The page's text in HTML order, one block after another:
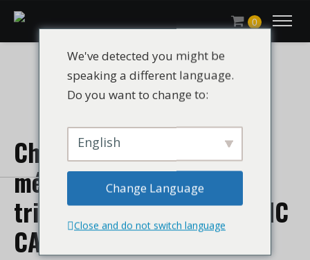
0
Chlorure de
méthacrylatoéthyl
triméthyl ammonium / DMC
CAS 5039-78-1
We've detected you might be
speaking a different language.
Do you want to change to:
English
Change Language
Close and do not switch language